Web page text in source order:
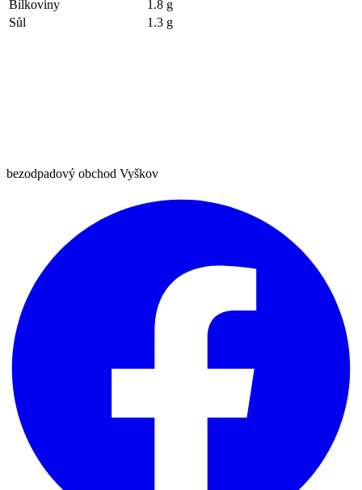
Bílkoviny
1.8 g
Sůl
1.3 g
bezodpadový obchod Vyškov